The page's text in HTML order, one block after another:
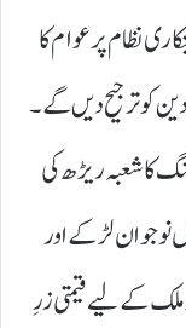
نظام پر عوام کا
کو ترجیح دیں گے۔
کا شعبہ ریڑھ کی
نوجوان لڑکے اور
کے لیے قیمتی زرِ